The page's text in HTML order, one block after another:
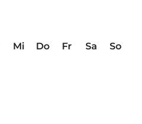
Mi Do Fr Sa
So